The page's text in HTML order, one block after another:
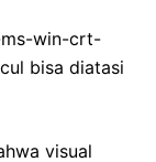
ms-win-crt-
bisa diatasi
visual